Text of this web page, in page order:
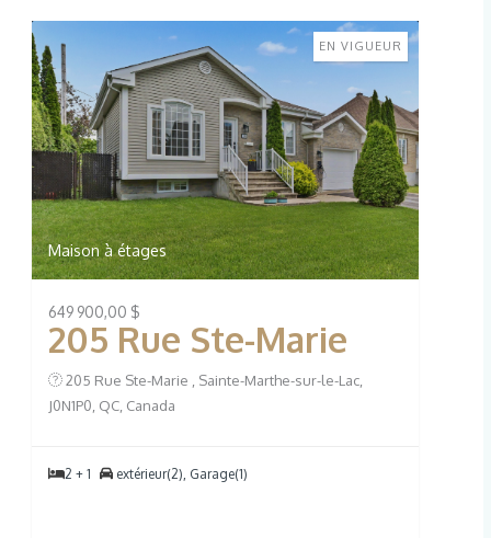
Maison à étages
EN VIGUEUR
649 900,00 $
205 Rue Ste-Marie
205 Rue Ste-Marie , Sainte-Marthe-sur-le-Lac,
J0N1P0, QC, Canada
2 + 1 extérieur(2), Garage(1)